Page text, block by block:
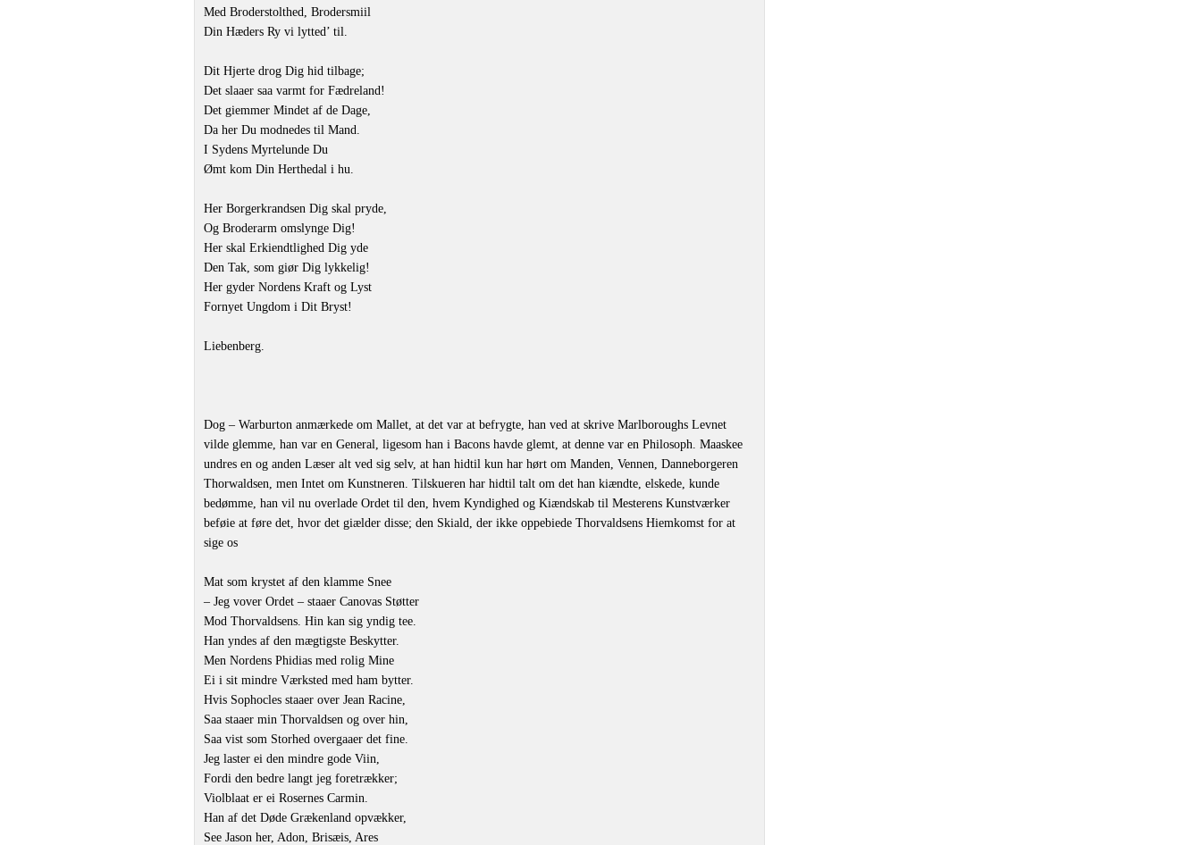
Med Broderstolthed, Brodersmiil
Din Hæders Ry vi lytted’ til.
Dit Hjerte drog Dig hid tilbage;
Det slaaer saa varmt for Fædreland!
Det giemmer Mindet af de Dage,
Da her Du modnedes til Mand.
I Sydens Myrtelunde Du
Ømt kom Din Herthedal i hu.
Her Borgerkrandsen Dig skal pryde,
Og Broderarm omslynge Dig!
Her skal Erkiendtlighed Dig yde
Den Tak, som giør Dig lykkelig!
Her gyder Nordens Kraft og Lyst
Fornyet Ungdom i Dit Bryst!
Liebenberg.
Dog ‒ Warburton anmærkede om Mallet, at det var at befrygte, han ved at skrive Marlboroughs Levnet
vilde glemme, han var en General, ligesom han i Bacons havde glemt, at denne var en Philosoph. Maaskee
undres en og anden Læser alt ved sig selv, at han hidtil kun har hørt om Manden, Vennen, Danneborgeren
Thorwaldsen, men Intet om Kunstneren. Tilskueren har hidtil talt om det han kiændte, elskede, kunde
bedømme, han vil nu overlade Ordet til den, hvem Kyndighed og Kiændskab til Mesterens Kunstværker
beføie at føre det, hvor det giælder disse; den Skiald, der ikke oppebiede Thorvaldsens Hiemkomst for at
sige os
Mat som krystet af den klamme Snee
‒ Jeg vover Ordet ‒ staaer Canovas Støtter
Mod Thorvaldsens. Hin kan sig yndig tee.
Han yndes af den mægtigste Beskytter.
Men Nordens Phidias med rolig Mine
Ei i sit mindre Værksted med ham bytter.
Hvis Sophocles staaer over Jean Racine,
Saa staaer min Thorvaldsen og over hin,
Saa vist som Storhed overgaaer det fine.
Jeg laster ei den mindre gode Viin,
Fordi den bedre langt jeg foretrækker;
Violblaat er ei Rosernes Carmin.
Han af det Døde Grækenland opvækker,
See Jason her, Adon, Brisæis, Ares